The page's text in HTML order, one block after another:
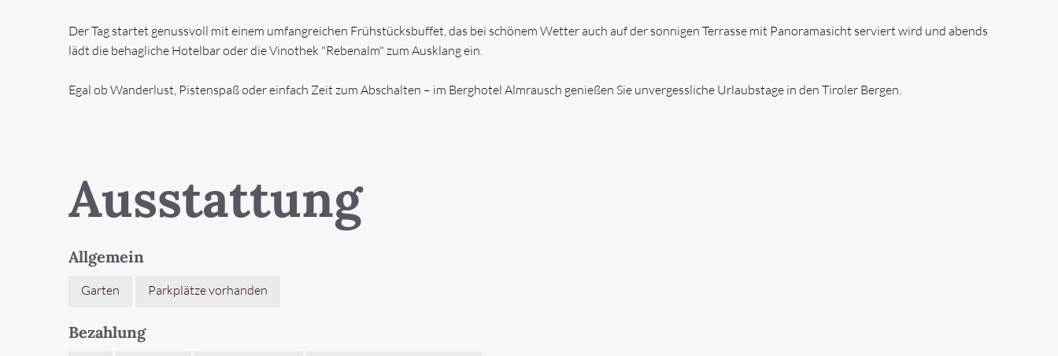
Unterkünfte Wellness Adults only
Der Tag startet genussvoll mit einem umfangreichen Frühstücksbuffet, das bei schönem Wetter auch auf der sonnigen Terrasse mit Panoramasicht serviert wird und abends
lädt die behagliche Hotelbar oder die Vinothek "Rebenalm" zum Ausklang ein.
Egal ob Wanderlust, Pistenspaß oder einfach Zeit zum Abschalten – im Berghotel Almrausch genießen Sie unvergessliche Urlaubstage in den Tiroler Bergen.
Ausstattung
Allgemein
Garten Parkplätze vorhanden
Bezahlung